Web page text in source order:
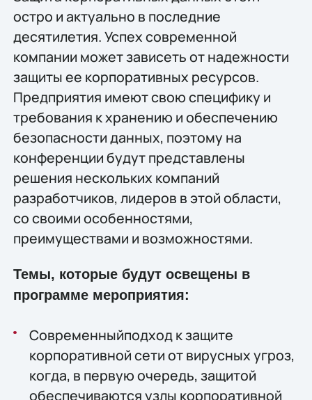
остро и актуально в последние
десятилетия. Успех современной
компании может зависеть от надежности
защиты ее корпоративных ресурсов.
Предприятия имеют свою специфику и
требования к хранению и обеспечению
безопасности данных, поэтому на
конференции будут представлены
решения нескольких компаний
разработчиков, лидеров в этой области,
со своими особенностями,
преимуществами и возможностями.
Темы, которые будут освещены в
программе мероприятия:
Современныйподход к защите
корпоративной сети от вирусных угроз,
когда, в первую очередь, защитой
обеспечиваются узлы корпоративной